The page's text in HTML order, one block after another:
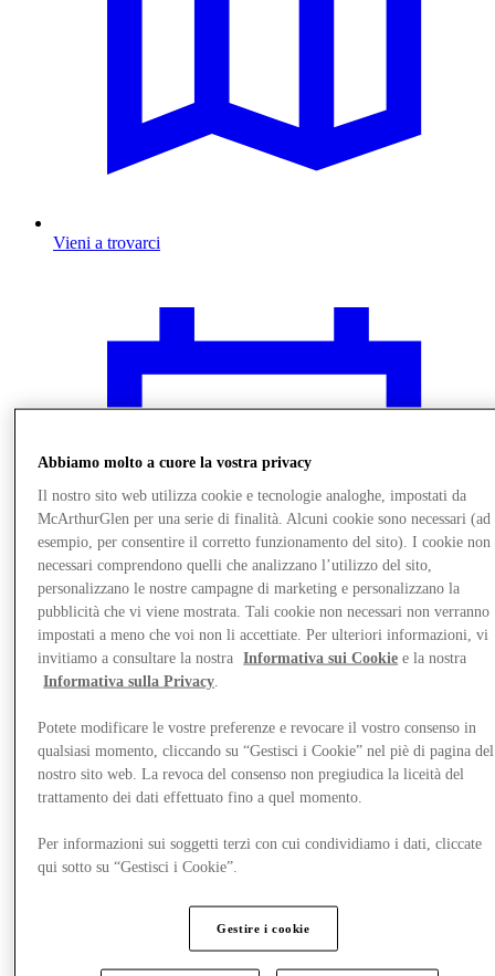
Vieni a trovarci
Abbiamo molto a cuore la vostra privacy
Il nostro sito web utilizza cookie e tecnologie analoghe, impostati da
McArthurGlen per una serie di finalità. Alcuni cookie sono necessari (ad
esempio, per consentire il corretto funzionamento del sito). I cookie non
necessari comprendono quelli che analizzano l’utilizzo del sito,
personalizzano le nostre campagne di marketing e personalizzano la
pubblicità che vi viene mostrata. Tali cookie non necessari non verranno
impostati a meno che voi non li accettiate. Per ulteriori informazioni, vi
invitiamo a consultare la nostra
Informativa sui Cookie e la nostra
Informativa sulla Privacy
Potete modificare le vostre preferenze e revocare il vostro consenso in
qualsiasi momento, cliccando su “Gestisci i Cookie” nel piè di pagina del
nostro sito web. La revoca del consenso non pregiudica la liceità del
trattamento dei dati effettuato fino a quel momento.
Per informazioni sui soggetti terzi con cui condividiamo i dati, cliccate
qui sotto su “Gestisci i Cookie”.
Gestire i cookie